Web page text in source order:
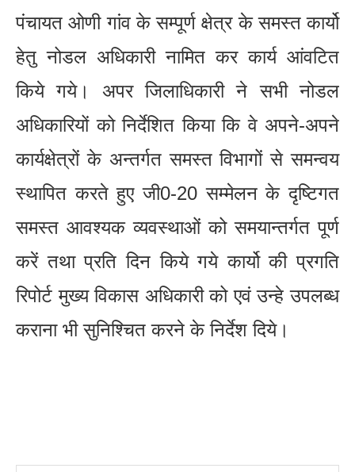
पंचायत ओणी गांव के सम्पूर्ण क्षेत्र के समस्त कार्यो
हेतु नोडल अधिकारी नामित कर कार्य आंवटित
किये गये। अपर जिलाधिकारी ने सभी नोडल
अधिकारियों को निर्देशित किया कि वे अपने-अपने
कार्यक्षेत्रों के अन्तर्गत समस्त विभागों से समन्वय
स्थापित करते हुए जी0-20 सम्मेलन के दृष्टिगत
समस्त आवश्यक व्यवस्थाओं को समयान्तर्गत पूर्ण
करें तथा प्रति दिन किये गये कार्यो की प्रगति
रिपोर्ट मुख्य विकास अधिकारी को एवं उन्हे उपलब्ध
कराना भी सुनिश्चित करने के निर्देश दिये।